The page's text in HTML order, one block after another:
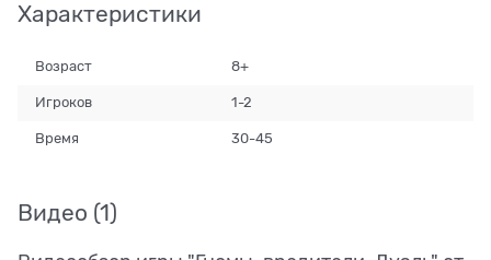
Характеристики
Возраст 8+
Игроков 1-2
Время 30-45
Видео (1)